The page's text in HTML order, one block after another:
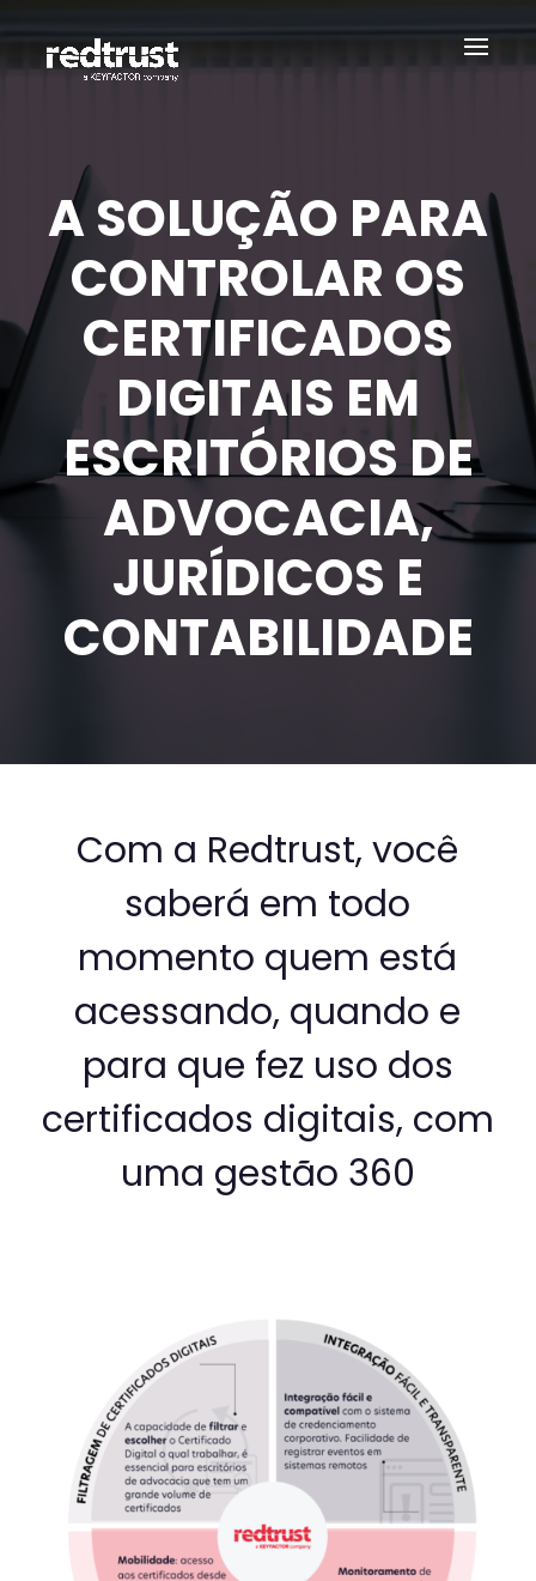
A SOLUÇÃO PARA
CONTROLAR OS
CERTIFICADOS
DIGITAIS EM
ESCRITÓRIOS DE
ADVOCACIA,
JURÍDICOS E
CONTABILIDADE
Com a Redtrust, você
saberá em todo
momento quem está
acessando, quando e
para que fez uso dos
certificados digitais, com
uma gestão 360